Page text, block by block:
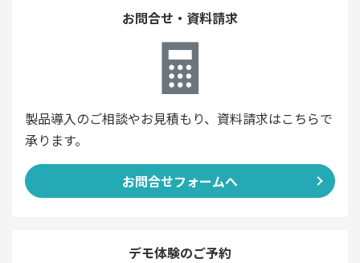
お問合せ・資料請求
製品導入のご相談やお見積もり、資料請求はこちらで
承ります。
お問合せフォームへ
デモ体験のご予約